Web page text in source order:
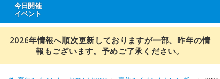
今日開催
イベント
2026年情報へ順次更新しておりますが一部、昨年の情
報もございます。予めご了承ください。